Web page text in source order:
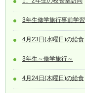
3年生修学旅行事前学習
4月23日(水曜日)の給食
3年生～修学旅行～
4月24日(木曜日)の給食